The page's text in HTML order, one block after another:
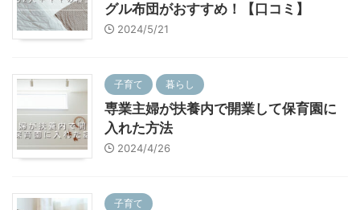
グル布団がおすすめ！【口コミ】
2024/5/21
子育て 暮らし
専業主婦が扶養内で開業して保育園に
入れた方法
2024/4/26
子育て